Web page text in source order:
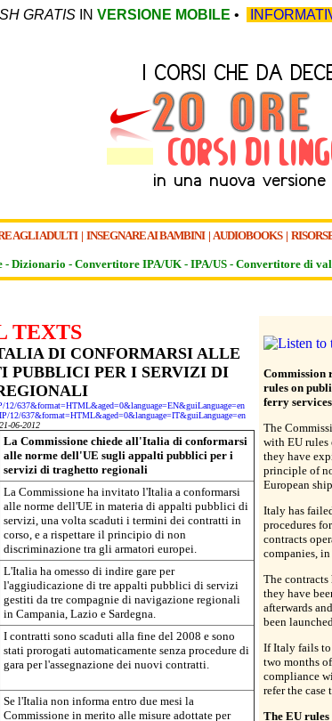
GRATIS IN VERSIONE MOBILE •
AGLI ADULTI | INSEGNARE AI BAMBINI| AUDIOBOOKS|
-Dizionario - Convertitore IPA/UK - IPA/US - Convertitore di
TEXTS
DI CONFORMARSI ALLE
PUBBLICI PER I SERVIZI DI
12/637&format=HTML&aged=0&language=EN&guiLanguage=en
12/637&format=HTML&aged=0&language=IT&guiLanguage=en
06-2012
La Commissione chiede all'Italia di conformarsi
alle norme dell'UE sugli appalti pubblici per i
servizi di traghetto regionali
La Commissione ha invitato l'Italia a conformarsi
alle norme dell'UE in materia di appalti pubblici di
servizi, una volta scaduti i termini dei contratti in
corso, e a rispettare il principio di non
discriminazione tra gli armatori europei.
L'Italia ha omesso di indire gare per
l'aggiudicazione di tre appalti pubblici di servizi
gestiti da tre compagnie di navigazione regionali
in Campania, Lazio e Sardegna.
I contratti sono scaduti alla fine del 2008 e sono
stati prorogati automaticamente senza procedure di
gara per l'assegnazione dei nuovi contratti.
Se l'Italia non informa entro due mesi la
Commissione in merito alle misure adottate per
Commission
rules on
ferry services
The
with EU rules
they have
principle of
European
Italy has
procedures
contracts
companies,
The contracts
they have
afterwards
been
If Italy fails
two months
compliance
refer the case
The EU rules